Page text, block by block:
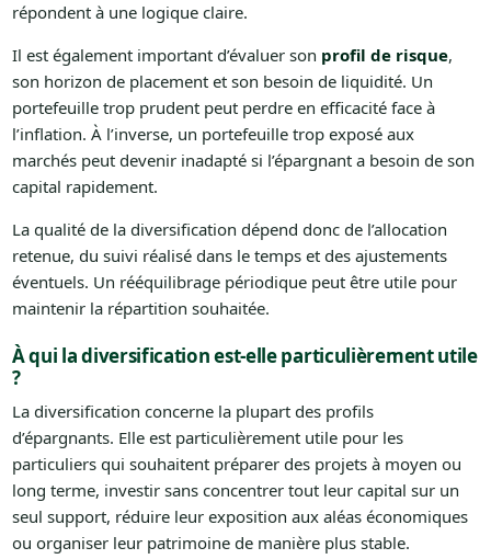
répondent à une logique claire.
Il est également important d’évaluer son profil de risque,
son horizon de placement et son besoin de liquidité. Un
portefeuille trop prudent peut perdre en efficacité face à
l’inflation. À l’inverse, un portefeuille trop exposé aux
marchés peut devenir inadapté si l’épargnant a besoin de son
capital rapidement.
La qualité de la diversification dépend donc de l’allocation
retenue, du suivi réalisé dans le temps et des ajustements
éventuels. Un rééquilibrage périodique peut être utile pour
maintenir la répartition souhaitée.
À qui la diversification est-elle particulièrement utile
?
La diversification concerne la plupart des profils
d’épargnants. Elle est particulièrement utile pour les
particuliers qui souhaitent préparer des projets à moyen ou
long terme, investir sans concentrer tout leur capital sur un
seul support, réduire leur exposition aux aléas économiques
ou organiser leur patrimoine de manière plus stable.